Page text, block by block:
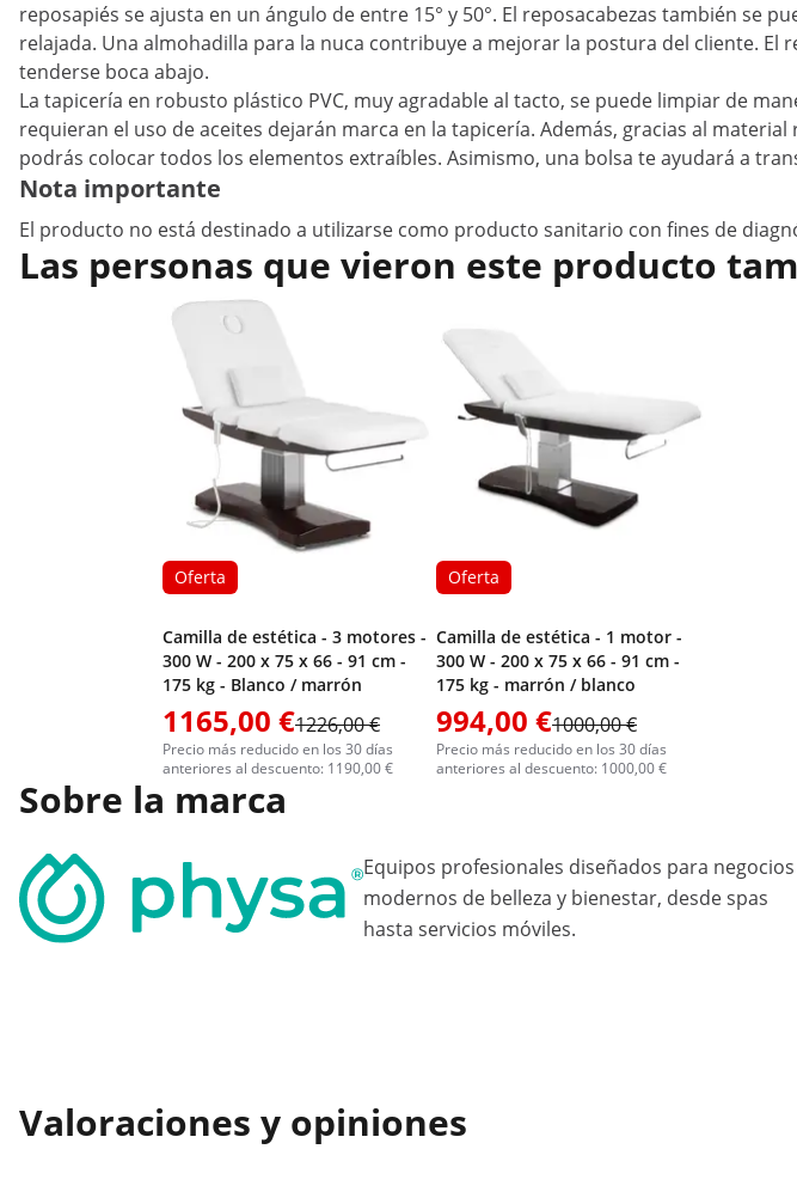
reposapiés se ajusta en un ángulo de entre 15° y 50°. El reposacabezas también se
relajada. Una almohadilla para la nuca contribuye a mejorar la postura del cliente.
tenderse boca abajo.
La tapicería en robusto plástico PVC, muy agradable al tacto, se puede limpiar de
requieran el uso de aceites dejarán marca en la tapicería. Además, gracias al
podrás colocar todos los elementos extraíbles. Asimismo, una bolsa te ayudará a
Nota importante
El producto no está destinado a utilizarse como producto sanitario con fines de
Las personas que vieron este producto
Oferta
Camilla de estética - 3 motores -
300 W - 200 x 75 x 66 - 91 cm -
175 kg - Blanco / marrón
1165,00 €1226,00 €
Precio más reducido en los 30 días
anteriores al descuento: 1190,00 €
Oferta
Camilla de estética - 1 motor -
300 W - 200 x 75 x 66 - 91 cm -
175 kg - marrón / blanco
994,00 €1000,00 €
Precio más reducido en los 30 días
anteriores al descuento: 1000,00 €
Sobre la marca
Equipos profesionales diseñados para negocios
modernos de belleza y bienestar, desde spas
hasta servicios móviles.
Valoraciones y opiniones